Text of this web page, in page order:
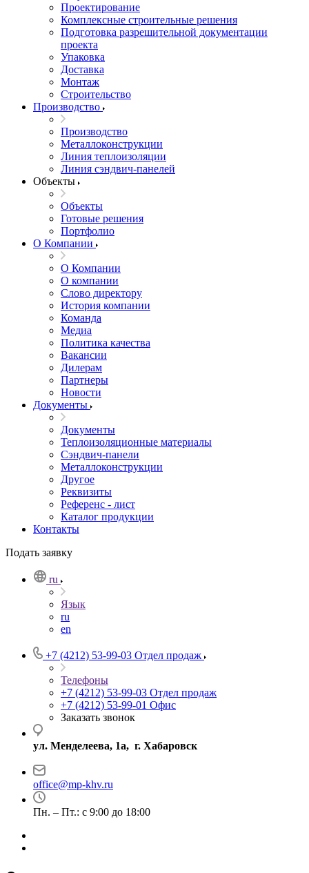
Проектирование
Комплексные строительные решения
Подготовка разрешительной документации
проекта
Упаковка
Доставка
Монтаж
Строительство
Производство
Производство
Металлоконструкции
Линия теплоизоляции
Линия сэндвич-панелей
Объекты
Объекты
Готовые решения
Портфолио
О Компании
О Компании
О компании
Слово директору
История компании
Команда
Медиа
Политика качества
Вакансии
Дилерам
Партнеры
Новости
Документы
Документы
Теплоизоляционные материалы
Сэндвич-панели
Металлоконструкции
Другое
Реквизиты
Референс - лист
Каталог продукции
Контакты
Подать заявку
ru
Язык
ru
en
+7 (4212) 53-99-03 Отдел продаж
Телефоны
+7 (4212) 53-99-03 Отдел продаж
+7 (4212) 53-99-01 Офис
Заказать звонок
ул. Менделеева, 1а, г. Хабаровск
office@mp-khv.ru
Пн. – Пт.: с 9:00 до 18:00